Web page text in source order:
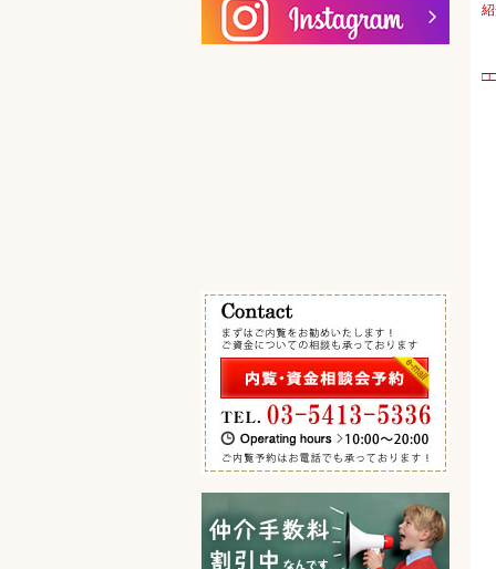
宅配ボックスあります!
共用部分ミドリ充実!
賃貸物件一覧